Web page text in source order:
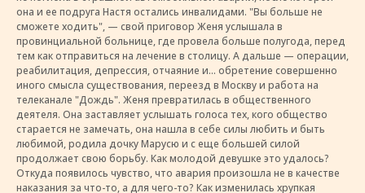
она и ее подруга Настя остались инвалидами. "Вы больше не
сможете ходить", — свой приговор Женя услышала в
провинциальной больнице, где провела больше полугода, перед
тем как отправиться на лечение в столицу. А дальше — операции,
реабилитация, депрессия, отчаяние и... обретение совершенно
иного смысла существования, переезд в Москву и работа на
телеканале "Дождь". Женя превратилась в общественного
деятеля. Она заставляет услышать голоса тех, кого общество
старается не замечать, она нашла в себе силы любить и быть
любимой, родила дочку Марусю и с еще большей силой
продолжает свою борьбу. Как молодой девушке это удалось?
Откуда появилось чувство, что авария произошла не в качестве
наказания за что-то, а для чего-то? Как изменилась хрупкая